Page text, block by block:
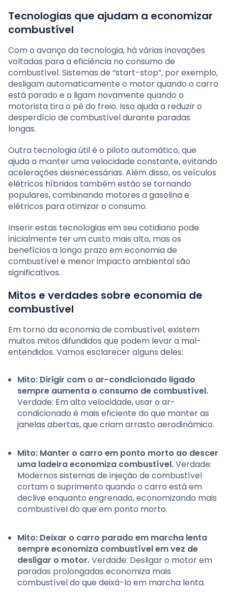
Tecnologias que ajudam a economizar
combustível
Com o avanço da tecnologia, há várias inovações
voltadas para a eficiência no consumo de
combustível. Sistemas de “start-stop”, por exemplo,
desligam automaticamente o motor quando o carro
está parado e o ligam novamente quando o
motorista tira o pé do freio. Isso ajuda a reduzir o
desperdício de combustível durante paradas
longas.
Outra tecnologia útil é o piloto automático, que
ajuda a manter uma velocidade constante, evitando
acelerações desnecessárias. Além disso, os veículos
elétricos híbridos também estão se tornando
populares, combinando motores a gasolina e
elétricos para otimizar o consumo.
Inserir estas tecnologias em seu cotidiano pode
inicialmente ter um custo mais alto, mas os
benefícios a longo prazo em economia de
combustível e menor impacto ambiental são
significativos.
Mitos e verdades sobre economia de
combustível
Em torno da economia de combustível, existem
muitos mitos difundidos que podem levar a mal-
entendidos. Vamos esclarecer alguns deles:
Mito: Dirigir com o ar-condicionado ligado
sempre aumenta o consumo de combustível.
Verdade: Em alta velocidade, usar o ar-
condicionado é mais eficiente do que manter as
janelas abertas, que criam arrasto aerodinâmico.
Mito: Manter o carro em ponto morto ao descer
uma ladeira economiza combustível.Verdade:
Modernos sistemas de injeção de combustível
cortam o suprimento quando o carro está em
declive enquanto engrenado, economizando mais
combustível do que em ponto morto.
Mito: Deixar o carro parado em marcha lenta
sempre economiza combustível em vez de
desligar o motor.Verdade: Desligar o motor em
paradas prolongadas economiza mais
combustível do que deixá-lo em marcha lenta.